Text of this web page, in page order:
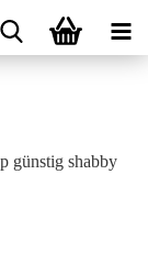
günstig shabby